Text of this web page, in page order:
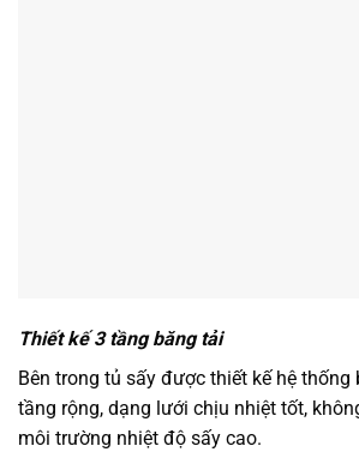
Thiết kế 3 tầng băng tải
Bên trong tủ sấy được thiết kế hệ thống
tầng rộng, dạng lưới chịu nhiệt tốt,
môi trường nhiệt độ sấy cao.